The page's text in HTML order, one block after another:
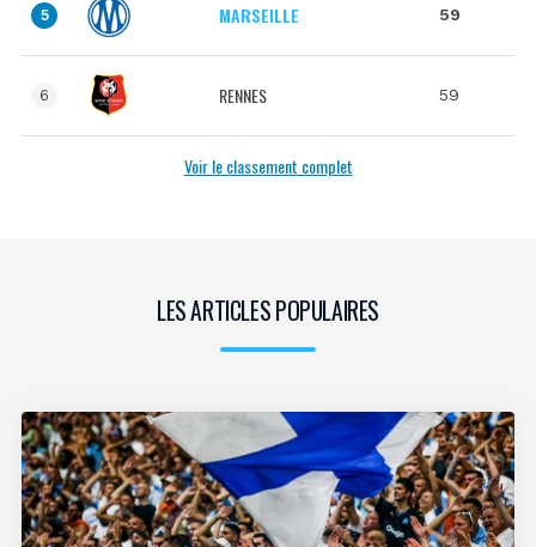
5 MARSEILLE 59
6 RENNES 59
Voir le classement complet
LES ARTICLES POPULAIRES